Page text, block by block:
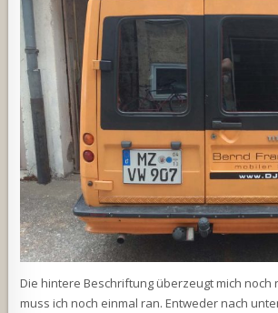
Die hintere Beschriftung überzeugt mich noch
muss ich noch einmal ran. Entweder nach